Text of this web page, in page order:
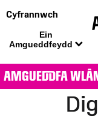
Cyfrannwch
Ein
Amgueddfeydd
AMGUEDDFA